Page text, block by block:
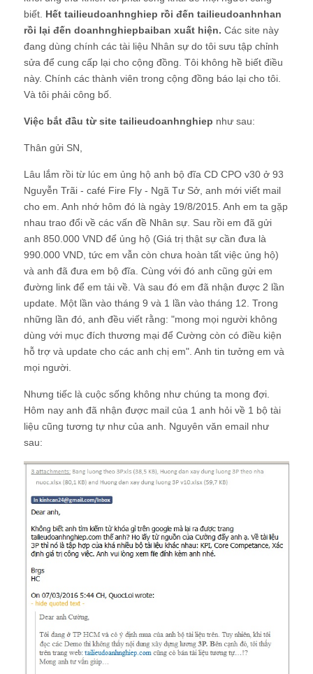
biết. Hết tailieudoanhnghiep rồi đến tailieudoanhnhan
rồi lại đến doanhnghiepbaiban xuất hiện. Các site này
đang dùng chính các tài liệu Nhân sự do tôi sưu tập chỉnh
sửa để cung cấp lại cho cộng đồng. Tôi không hề biết điều
này. Chính các thành viên trong cộng đồng báo lại cho tôi.
Và tôi phải công bố.
Việc bắt đầu từ site tailieudoanhnghiep như sau:
Thân gửi SN,
Lâu lắm rồi từ lúc em ủng hộ anh bộ đĩa CD CPO v30 ở 93
Nguyễn Trãi - café Fire Fly - Ngã Tư Sở, anh mới viết mail
cho em. Anh nhớ hôm đó là ngày 19/8/2015. Anh em ta gặp
nhau trao đổi về các vấn đề Nhân sự. Sau rồi em đã gửi
anh 850.000 VND để ủng hộ (Giá trị thật sự cần đưa là
990.000 VND, tức em vẫn còn chưa hoàn tất việc ủng hộ)
và anh đã đưa em bộ đĩa. Cùng với đó anh cũng gửi em
đường link để em tải về. Và sau đó em đã nhận được 2 lần
update. Một lần vào tháng 9 và 1 lần vào tháng 12. Trong
những lần đó, anh đều viết rằng: "mong mọi người không
dùng với mục đích thương mại để Cường còn có điều kiện
hỗ trợ và update cho các anh chị em". Anh tin tưởng em và
mọi người.
Nhưng tiếc là cuộc sống không như chúng ta mong đợi.
Hôm nay anh đã nhận được mail của 1 anh hỏi về 1 bộ tài
liệu cũng tương tự như của anh. Nguyên văn email như
sau: